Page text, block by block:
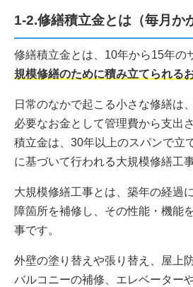
1-2.修繕積立金とは（毎月か
修繕積立金とは、10年から15年の
規模修繕のために積み立てられる
日常のなかで起こる小さな修繕は
必要なお金として管理費から支出
積立金は、30年以上のスパンで立
に基づいて行われる大規模修繕工
大規模修繕工事とは、築年の経過
障箇所を補修し、その性能・機能
事です。
外壁の塗り替えや張り替え、屋上
バルコニーの補修、エレベーター